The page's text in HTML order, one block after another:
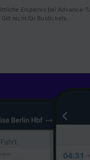
Ersparnis bei Advance-
nicht für Bustickets.